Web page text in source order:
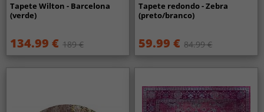
Tapete Wilton - Barcelona
(verde)
134.99 € 189 €
Tapete redondo - Zebra
(preto/branco)
59.99 € 84.99 €